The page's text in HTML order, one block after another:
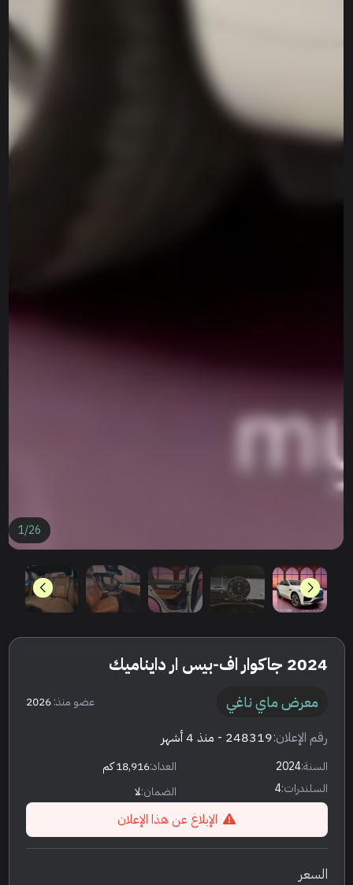
1/26
2024 جاكوار اف-بيس ار دايناميك
معرض ماي ناغي عضو منذ:2026
رقم الإعلان:248319 - منذ 4 أشهر
السنة:2024 العداد:18,916 كم
السلندرات:4 الضمان:لا
الإبلاغ عن هذا الإعلان
السعر